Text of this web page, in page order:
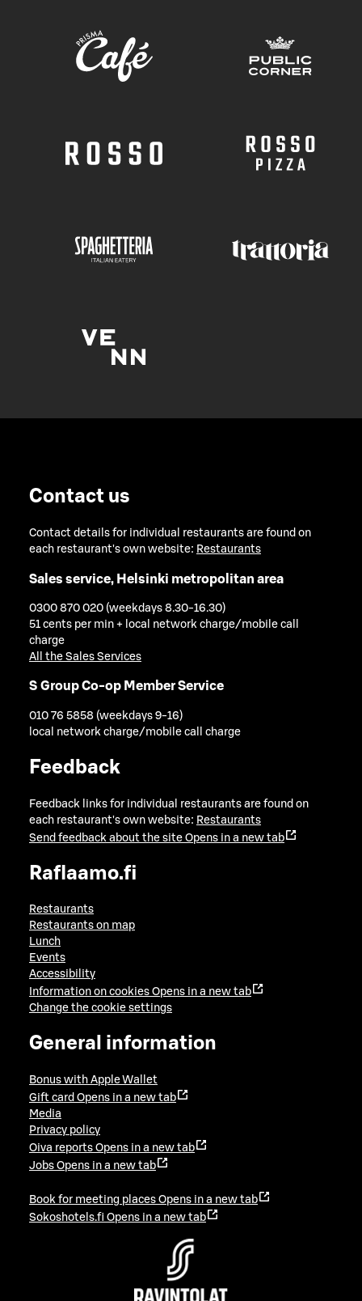
Contact us
Contact details for individual restaurants are found on
each restaurant's own website: Restaurants
Sales service, Helsinki metropolitan area
0300 870 020 (weekdays 8.30-16.30)
51 cents per min + local network charge/mobile call
charge
All the Sales Services
S Group Co-op Member Service
010 76 5858 (weekdays 9-16)
local network charge/mobile call charge
Feedback
Feedback links for individual restaurants are found on
each restaurant's own website: Restaurants
Send feedback about the site Opens in a new tab
Raflaamo.fi
Restaurants
Restaurants on map
Lunch
Events
Accessibility
Information on cookies Opens in a new tab
Change the cookie settings
General information
Bonus with Apple Wallet
Gift card Opens in a new tab
Media
Privacy policy
Oiva reports Opens in a new tab
Jobs Opens in a new tab
Book for meeting places Opens in a new tab
Sokoshotels.fi Opens in a new tab